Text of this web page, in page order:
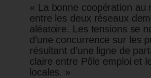
« La bonne coopération au
entre les deux réseaux
aléatoire. Les tensions se
d’une concurrence sur les
résultant d’une ligne de
claire entre Pôle emploi et
locales. »